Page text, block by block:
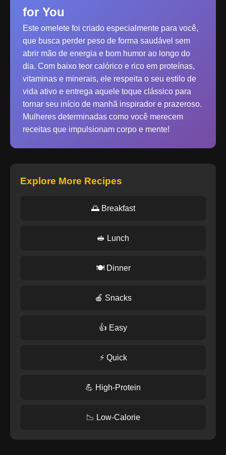
for You
Este omelete foi criado especialmente para você,
que busca perder peso de forma saudável sem
abrir mão de energia e bom humor ao longo do
dia. Com baixo teor calórico e rico em proteínas,
vitaminas e minerais, ele respeita o seu estilo de
vida ativo e entrega aquele toque clássico para
tornar seu início de manhã inspirador e prazeroso.
Mulheres determinadas como você merecem
receitas que impulsionam corpo e mente!
Explore More Recipes
🌅 Breakfast
🥪 Lunch
🍽️ Dinner
🍎 Snacks
👍 Easy
⚡ Quick
💪 High-Protein
📉 Low-Calorie